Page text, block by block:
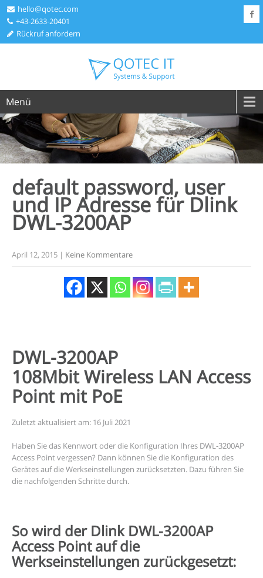
hello@qotec.com
+43-2633-20401
Rückruf anfordern
Menü
default password, user
und IP Adresse für Dlink
DWL-3200AP
April 12, 2015 | Keine Kommentare
DWL-3200AP
108Mbit Wireless LAN Access
Point mit PoE
Zuletzt aktualisiert am: 16 Juli 2021
Haben Sie das Kennwort oder die Konfiguration Ihres DWL-3200AP
Access Point vergessen? Dann können Sie die Konfiguration des
Gerätes auf die Werkseinstellungen zurücksetzten. Dazu führen Sie
die nachfolgenden Schritte durch.
So wird der Dlink DWL-3200AP
Access Point auf die
Werkseinstellungen zurückgesetzt: